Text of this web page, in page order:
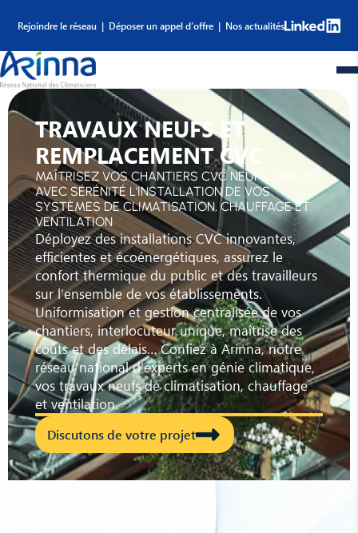
Rejoindre le réseau | Déposer un appel d’offre | Nos actualités
TRAVAUX NEUFS ET
REMPLACEMENT CVC
MAÎTRISEZ VOS CHANTIERS CVC NEUFS, DIRIGEZ
AVEC SÉRÉNITÉ L’INSTALLATION DE VOS
SYSTÈMES DE CLIMATISATION, CHAUFFAGE ET
VENTILATION
Déployez des installations CVC innovantes,
efficientes et écoénergétiques, assurez le
confort thermique du public et des travailleurs
sur l’ensemble de vos établissements.
Uniformisation et gestion centralisée de vos
chantiers, interlocuteur unique, maîtrise des
coûts et des délais… Confiez à Arinna, notre
réseau national d’experts en génie climatique,
vos travaux neufs de climatisation, chauffage
et ventilation.
Discutons de votre projet